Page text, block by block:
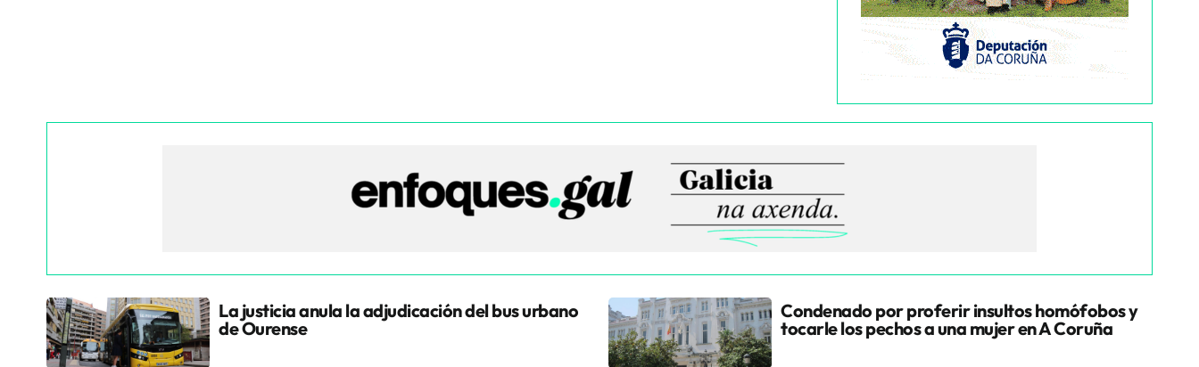
La justicia anula la adjudicación del bus urbano
de Ourense
Condenado por proferir insultos homófobos y
tocarle los pechos a una mujer en A Coruña